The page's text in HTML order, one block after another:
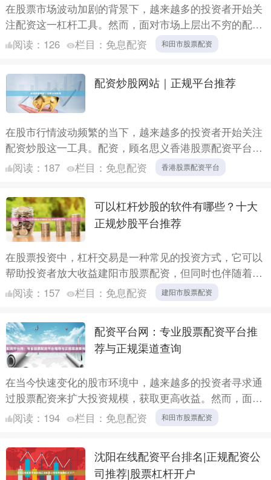
在股票市场波动加剧的背景下，越来越多的投资者开始关
注配资这一杠杆工具。然而，面对市场上层出不穷的配资
公司，如何筛选出**正规、安全、实力雄厚**的平台，成
阅读： 126 栏目： 免息配资 和田市股票配资
配资炒股网站｜正规平台推荐
在股市行情波动频繁的当下，越来越多的投资者开始关注
配资炒股这一工具。配资，顾名思义香港股票配资平台，
是指投资者通过向平台借入资金，放大自身本金进行股票
阅读： 187 栏目： 免息配资 香港股票配资平台
可以杠杆炒股的软件有哪些？十大
正规炒股平台推荐
在股票投资中，杠杆交易是一种常见的投资方式，它可以
帮助投资者放大收益建阳市股票配资，但同时也伴随着更
高的风险。选择正规、可靠的杠杆炒股平台至关重要。本
阅读： 157 栏目： 免息配资 建阳市股票配资
配资平台网：专业股票配资平台推
荐与正规渠道查询
在当今快速变化的股市环境中，越来越多的投资者寻求通
过股票配资来扩大投资规模，获取更高收益。然而，面对
市场上众多的配资平台，如何选择专业可靠的平台并识别
阅读： 194 栏目： 免息配资 和田市股票配资
沈阳在线配资平台排名|正规配资公
司推荐|股票杠杆开户